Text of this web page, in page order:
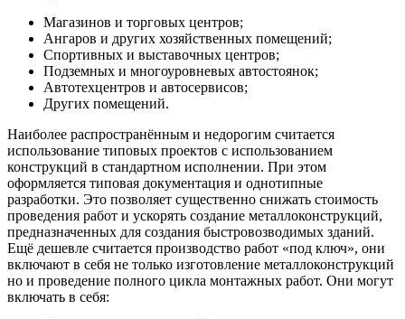
Магазинов и торговых центров;
Ангаров и других хозяйственных помещений;
Спортивных и выставочных центров;
Подземных и многоуровневых автостоянок;
Автотехцентров и автосервисов;
Других помещений.
Наиболее распространённым и недорогим считается
использование типовых проектов с использованием
конструкций в стандартном исполнении. При этом
оформляется типовая документация и однотипные
разработки. Это позволяет существенно снижать стоимость
проведения работ и ускорять создание металлоконструкций,
предназначенных для создания быстровозводимых зданий.
Ещё дешевле считается производство работ «под ключ», они
включают в себя не только изготовление металлоконструкций
но и проведение полного цикла монтажных работ. Они могут
включать в себя: